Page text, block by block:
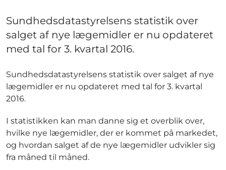
Sundhedsdatastyrelsens statistik over
salget af nye lægemidler er nu opdateret
med tal for 3. kvartal 2016.
Sundhedsdatastyrelsens statistik over salget af nye
lægemidler er nu opdateret med tal for 3. kvartal
2016.
I statistikken kan man danne sig et overblik over,
hvilke nye lægemidler, der er kommet på markedet,
og hvordan salget af de nye lægemidler udvikler sig
fra måned til måned.